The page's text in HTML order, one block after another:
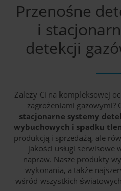
Przenośne
i
detekcji
Zależy Ci na kompleksowej
zagrożeniami gazowymi?
stacjonarne systemy
wybuchowych i spadku
produkcją i sprzedażą, ale
jakości usługi serwisowe
napraw. Nasze produkty
wykonania, a także
wśród wszystkich